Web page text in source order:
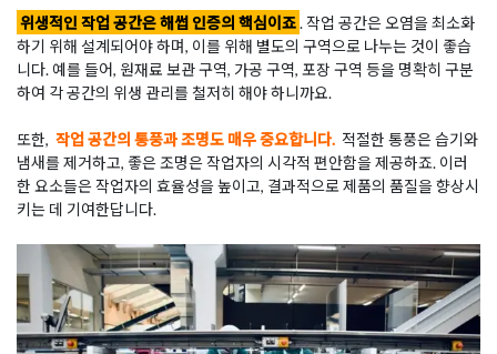
위생적인 작업 공간은 해썹 인증의 핵심이죠. 작업 공간은 오염을 최소화
하기 위해 설계되어야 하며, 이를 위해 별도의 구역으로 나누는 것이 좋습
니다. 예를 들어, 원재료 보관 구역, 가공 구역, 포장 구역 등을 명확히 구분
하여 각 공간의 위생 관리를 철저히 해야 하니까요.
또한, 작업 공간의 통풍과 조명도 매우 중요합니다. 적절한 통풍은 습기와
냄새를 제거하고, 좋은 조명은 작업자의 시각적 편안함을 제공하죠. 이러
한 요소들은 작업자의 효율성을 높이고, 결과적으로 제품의 품질을 향상시
키는 데 기여한답니다.